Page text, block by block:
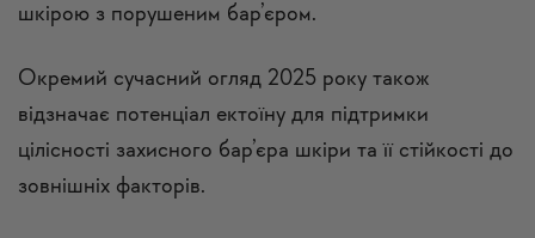
шкірою з порушеним бар’єром.
Окремий сучасний огляд 2025 року також
відзначає потенціал ектоїну для підтримки
цілісності захисного бар’єра шкіри та її стійкості до
зовнішніх факторів.